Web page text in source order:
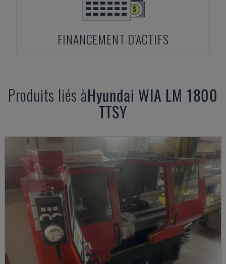
FINANCEMENT D'ACTIFS
Produits liés àHyundai WIA LM 1800
TTSY